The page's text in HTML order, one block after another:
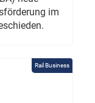
im
Rail Business